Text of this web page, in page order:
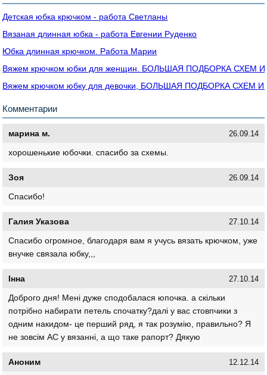
Детская юбка крючком - работа Светланы
Вязаная длинная юбка - работа Евгении Руденко
Юбка длинная крючком. Работа Марии
Вяжем крючком юбки для женщин. БОЛЬШАЯ ПОДБОРКА СХЕМ
Вяжем крючком юбку для девочки, БОЛЬШАЯ ПОДБОРКА СХЕМ
Комментарии
марина м. 26.09.14
хорошенькие юбочки. спасибо за схемы.
Зоя 26.09.14
Спасибо!
Галия Указова 27.10.14
Спасибо огромное, благодаря вам я учусь вязать крючком, уже
внучке связала юбку,,,
Інна 27.10.14
Доброго дня! Мені дуже сподобалася юпочка. а скільки
потрібно набирати петель спочатку?далі у вас стовпчики з
одним накидом- це перший ряд, я так розумію, правильно? Я
не зовсім АС у вязанні, а що таке рапорт? Дякую
Аноним 12.12.14